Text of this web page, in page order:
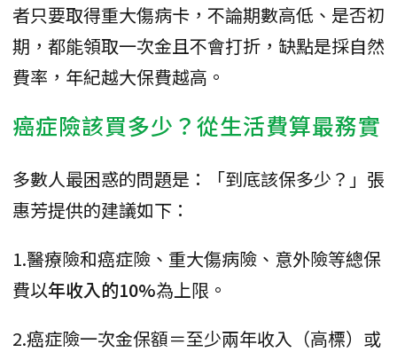
者只要取得重大傷病卡，不論期數高低、是否初
期，都能領取一次金且不會打折，缺點是採自然
費率，年紀越大保費越高。
癌症險該買多少？從生活費算最務實
多數人最困惑的問題是：「到底該保多少？」張
惠芳提供的建議如下：
1.醫療險和癌症險、重大傷病險、意外險等總保
費以年收入的10%為上限。
2.癌症險一次金保額＝至少兩年收入（高標）或